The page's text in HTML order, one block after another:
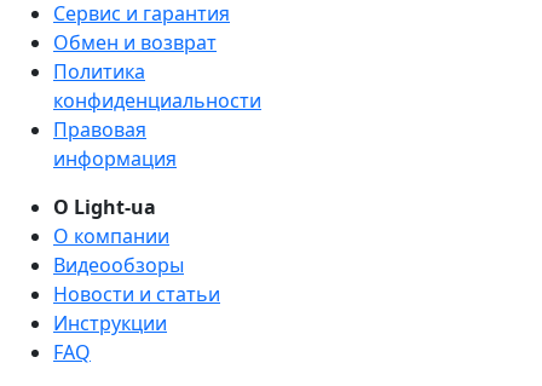
Сервис и гарантия
Обмен и возврат
Политика
конфиденциальности
Правовая
информация
О Light-ua
О компании
Видеообзоры
Новости и статьи
Инструкции
FAQ